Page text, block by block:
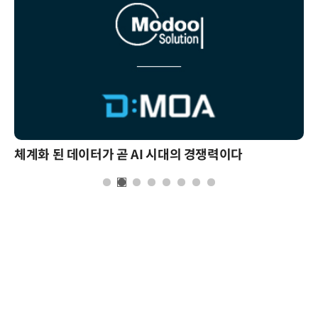
체계화 된 데이터가 곧 AI 시대의 경쟁력이다